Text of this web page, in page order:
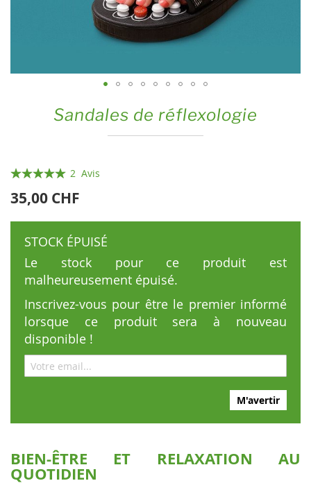
of
the
images
gallery
Sandales de réflexologie
Évaluation:
100
% of 100
2 Avis
35,00 CHF
STOCK ÉPUISÉ
Le stock pour ce produit est
malheureusement épuisé.
Inscrivez-vous pour être le premier informé
lorsque ce produit sera à nouveau
disponible !
M'avertir
BIEN-ÊTRE ET RELAXATION AU
QUOTIDIEN